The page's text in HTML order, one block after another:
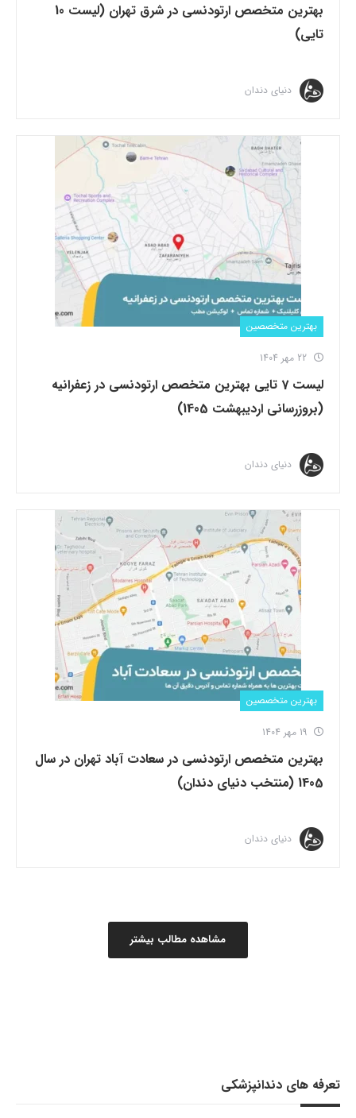
بهترین متخصص ارتودنسی در شرق تهران (لیست 10
تایی)
دنیای دندان
بهترین متخصصین
لیست 7 تایی بهترین متخصص ارتودنسی در زعفرانیه
(بروزرسانی اردیبهشت 1405)
دنیای دندان
بهترین متخصصین
بهترین متخصص ارتودنسی در سعادت آباد تهران در سال
1405 (منتخب دنیای دندان)
دنیای دندان
مشاهده مطالب بیشتر
تعرفه های دندانپزشکی